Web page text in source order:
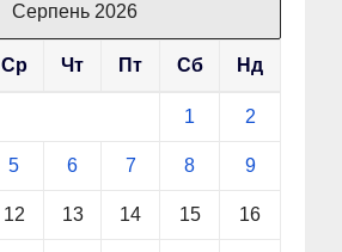
Серпень 2026
Ср Чт Пт Сб Нд
1 2
5 6 7 8 9
12 13 14 15 16